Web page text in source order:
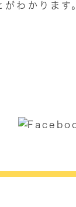
わかります